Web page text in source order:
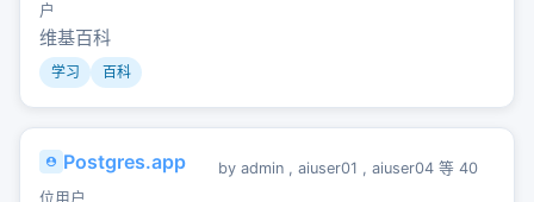
户
维基百科
学习 百科
Postgres.app by admin , aiuser01 , aiuser04 等 40
位用户